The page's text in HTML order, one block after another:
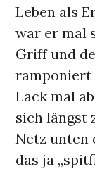
Leben als
war er mal
Griff und
ramponiert
Lack mal
sich längst
Netz unten
das ja